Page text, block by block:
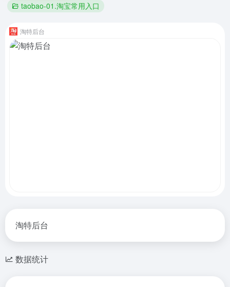
taobao-01.淘宝常用入口
淘特后台
淘特后台
数据统计